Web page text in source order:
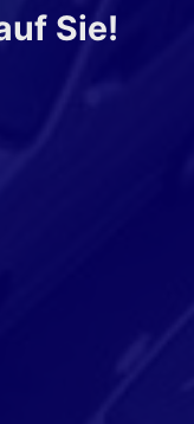
Sie!